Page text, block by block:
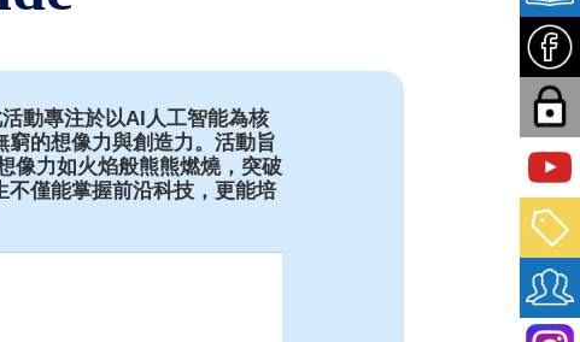
動專注於以AI人工智能為核
的想像力與創造力。活動旨
像力如火焰般熊熊燃燒，突破
僅能掌握前沿科技，更能培